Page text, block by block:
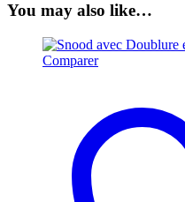
You may also like…
Comparer